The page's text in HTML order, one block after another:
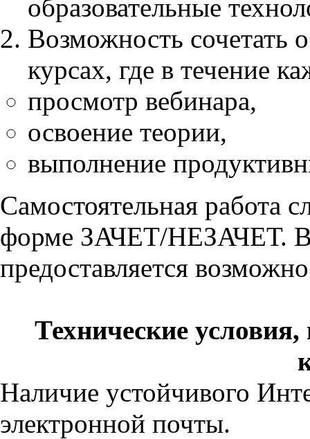
образовательные
Возможность сочетать
курсах, где в течение
просмотр вебинара,
освоение теории,
выполнение
Самостоятельная работа
форме ЗАЧЕТ/НЕЗАЧЕТ. В
предоставляется
Технические
Наличие устойчивого
электронной почты.